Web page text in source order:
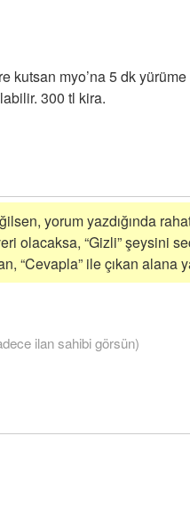
kutsan myo’na 5 dk
300 tl kira.
yorum yazdığında
olacaksa, “Gizli” şeysini
“Cevapla” ile çıkan alana
ilan sahibi görsün)